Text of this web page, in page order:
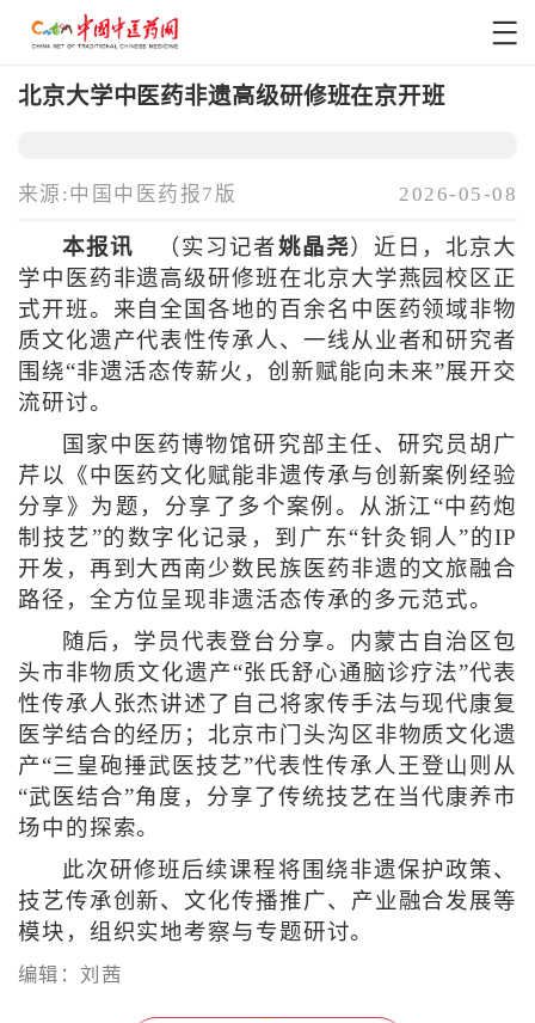
北京大学中医药非遗高级研修班在京开班
来源:中国中医药报7版 2026-05-08
本报讯 （实习记者姚晶尧）近日，北京大
学中医药非遗高级研修班在北京大学燕园校区正
式开班。来自全国各地的百余名中医药领域非物
质文化遗产代表性传承人、一线从业者和研究者
围绕“非遗活态传薪火，创新赋能向未来”展开交
流研讨。
国家中医药博物馆研究部主任、研究员胡广
芹以《中医药文化赋能非遗传承与创新案例经验
分享》为题，分享了多个案例。从浙江“中药炮
制技艺”的数字化记录，到广东“针灸铜人”的IP
开发，再到大西南少数民族医药非遗的文旅融合
路径，全方位呈现非遗活态传承的多元范式。
随后，学员代表登台分享。内蒙古自治区包
头市非物质文化遗产“张氏舒心通脑诊疗法”代表
性传承人张杰讲述了自己将家传手法与现代康复
医学结合的经历；北京市门头沟区非物质文化遗
产“三皇砲捶武医技艺”代表性传承人王登山则从
“武医结合”角度，分享了传统技艺在当代康养市
场中的探索。
此次研修班后续课程将围绕非遗保护政策、
技艺传承创新、文化传播推广、产业融合发展等
模块，组织实地考察与专题研讨。
编辑：刘茜